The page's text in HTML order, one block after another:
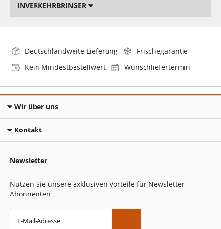
INVERKEHRBRINGER
Deutschlandweite Lieferung
Frischegarantie
Kein Mindestbestellwert
Wunschliefertermin
Wir über uns
Kontakt
Newsletter
Nutzen Sie unsere exklusiven Vorteile für Newsletter-
Abonnenten
E-Mail-Adresse